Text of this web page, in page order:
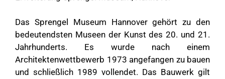
Das Sprengel Museum Hannover gehört zu den
bedeutendsten Museen der Kunst des 20. und 21.
Jahrhunderts. Es wurde nach einem
Architektenwettbewerb 1973 angefangen zu bauen
und schließlich 1989 vollendet. Das Bauwerk gilt